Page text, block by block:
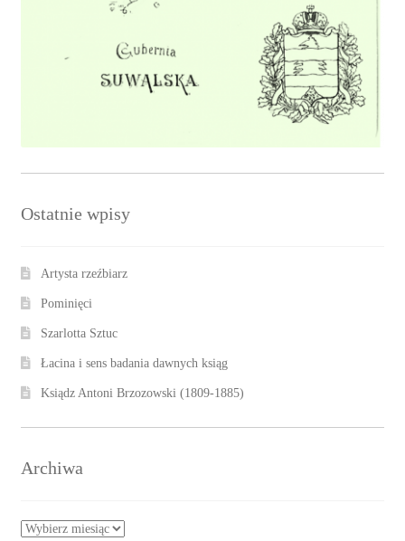
Ostatnie wpisy
Artysta rzeźbiarz
Pominięci
Szarlotta Sztuc
Łacina i sens badania dawnych ksiąg
Ksiądz Antoni Brzozowski (1809-1885)
Archiwa
Archiwa